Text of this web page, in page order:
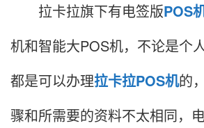
拉卡拉旗下有电签版POS
机和智能大POS机，不论是个
都是可以办理拉卡拉POS机的
骤和所需要的资料不太相同，